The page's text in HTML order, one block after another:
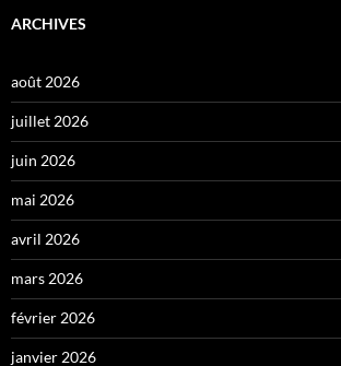
ARCHIVES
août 2026
juillet 2026
juin 2026
mai 2026
avril 2026
mars 2026
février 2026
janvier 2026